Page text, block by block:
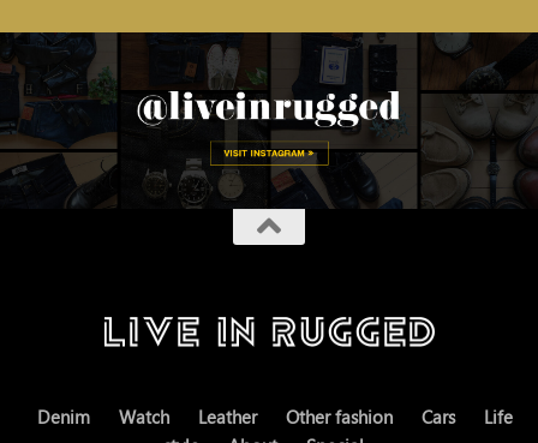
Denim Watch Leather Other fashion Cars
Life